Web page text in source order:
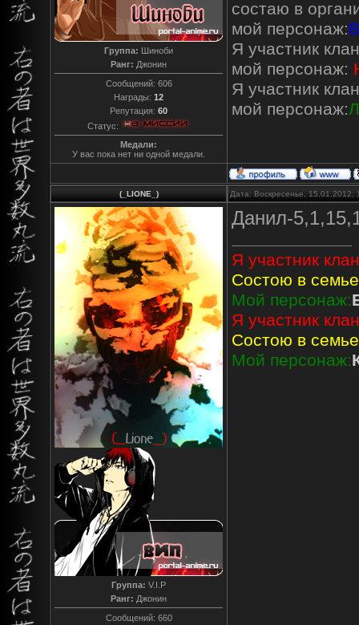
Группа: Шиноби
Ранг: Джонин
Сообщений: 606
Награды: 12
Репутация: 60
Статус:
Медали:
У вас пока нет ни одной медали.
состаю в
мой персонаж:
Я участник
мой персонаж:
Я участник
мой персонаж:
(_LIONE_) Дата: Воскресенье,
Группа: V.I.P
Ранг: Джонин
Сообщений: 660
Данил-
Я участник
Состою в
Мой персонаж:
Я участник
Состою в
Мой персонаж: